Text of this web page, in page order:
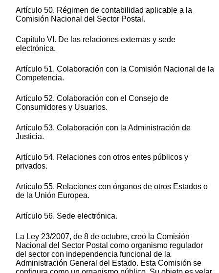
Artículo 50. Régimen de contabilidad aplicable a la
Comisión Nacional del Sector Postal.
Capítulo VI. De las relaciones externas y sede
electrónica.
Artículo 51. Colaboración con la Comisión Nacional de la
Competencia.
Artículo 52. Colaboración con el Consejo de
Consumidores y Usuarios.
Artículo 53. Colaboración con la Administración de
Justicia.
Artículo 54. Relaciones con otros entes públicos y
privados.
Artículo 55. Relaciones con órganos de otros Estados o
de la Unión Europea.
Artículo 56. Sede electrónica.
La Ley 23/2007, de 8 de octubre, creó la Comisión
Nacional del Sector Postal como organismo regulador
del sector con independencia funcional de la
Administración General del Estado. Esta Comisión se